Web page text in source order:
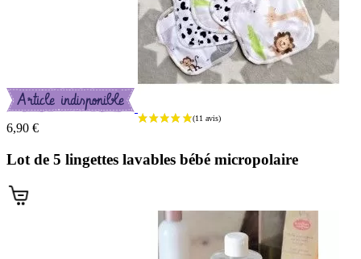
6,90 €
Lot de 5 lingettes lavables bébé micropolaire